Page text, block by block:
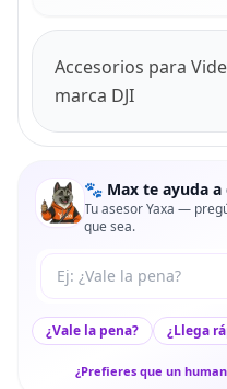
Accesorios para
marca DJI
🐾 Max te ayuda
Tu asesor Yaxa —
que sea.
Tu pregunta a Max
¿Vale la pena? ¿Llega
¿Prefieres que un